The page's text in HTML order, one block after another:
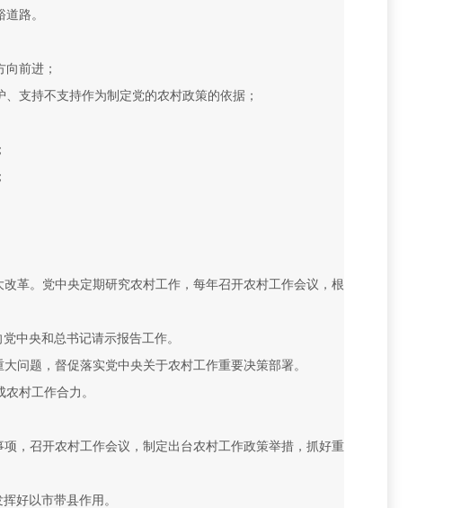
路。
前进；
支持不支持作为制定党的农村政策的依据；
革。党中央定期研究农村工作，每年召开农村工作会议，根
中央和总书记请示报告工作。
问题，督促落实党中央关于农村工作重要决策部署。
村工作合力。
，召开农村工作会议，制定出台农村工作政策举措，抓好重
好以市带县作用。